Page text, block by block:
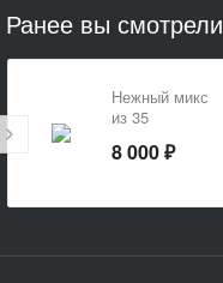
Ранее вы смотрели
Нежный микс
из 35
8 000 ₽